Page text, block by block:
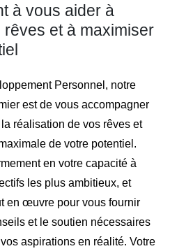
à vous aider à
et à maximiser
Personnel, notre
est de vous accompagner
réalisation de vos rêves et
de votre potentiel.
en votre capacité à
les plus ambitieux, et
en œuvre pour vous fournir
et le soutien nécessaires
aspirations en réalité. Votre